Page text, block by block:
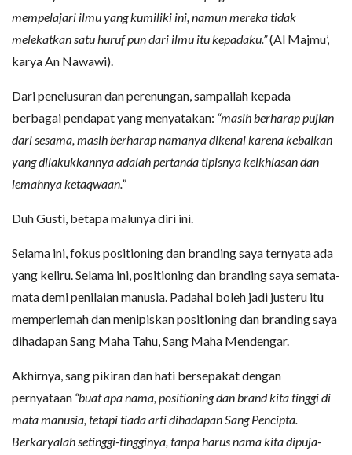
mempelajari ilmu yang kumiliki ini, namun mereka tidak
melekatkan satu huruf pun dari ilmu itu kepadaku.”(Al Majmu’,
karya An Nawawi).
Dari penelusuran dan perenungan, sampailah kepada
berbagai pendapat yang menyatakan: “masih berharap pujian
dari sesama, masih berharap namanya dikenal karena kebaikan
yang dilakukkannya adalah pertanda tipisnya keikhlasan dan
lemahnya ketaqwaan.”
Duh Gusti, betapa malunya diri ini.
Selama ini, fokus positioning dan branding saya ternyata ada
yang keliru. Selama ini, positioning dan branding saya semata-
mata demi penilaian manusia. Padahal boleh jadi justeru itu
memperlemah dan menipiskan positioning dan branding saya
dihadapan Sang Maha Tahu, Sang Maha Mendengar.
Akhirnya, sang pikiran dan hati bersepakat dengan
pernyataan “buat apa nama, positioning dan brand kita tinggi di
mata manusia, tetapi tiada arti dihadapan Sang Pencipta.
Berkaryalah setinggi-tingginya, tanpa harus nama kita dipuja-